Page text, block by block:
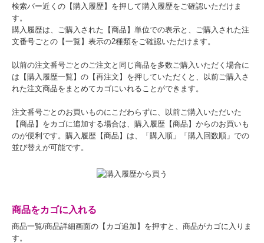
検索バー近くの【購入履歴】を押して購入履歴をご確認いただけま
す。
購入履歴は、ご購入された【商品】単位での表示と、ご購入された注
文番号ごとの【一覧】表示の2種類をご確認いただけます。
以前の注文番号ごとのご注文と同じ商品を多数ご購入いただく場合に
は【購入履歴一覧】の【再注文】を押していただくと、以前ご購入さ
れた注文商品をまとめてカゴにいれることができます。
注文番号ごとのお買いものにこだわらずに、以前ご購入いただいた
【商品】をカゴに追加する場合は、購入履歴【商品】からのお買いも
のが便利です。購入履歴【商品】は、「購入順」「購入回数順」での
並び替えが可能です。
商品をカゴに入れる
商品一覧/商品詳細画面の【カゴ追加】を押すと、商品がカゴに入りま
す。